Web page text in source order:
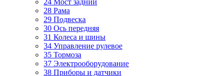
24 Мост задний
28 Рама
29 Подвеска
30 Ось передняя
31 Колеса и шины
34 Управление рулевое
35 Тормоза
37 Электрооборудование
38 Приборы и датчики